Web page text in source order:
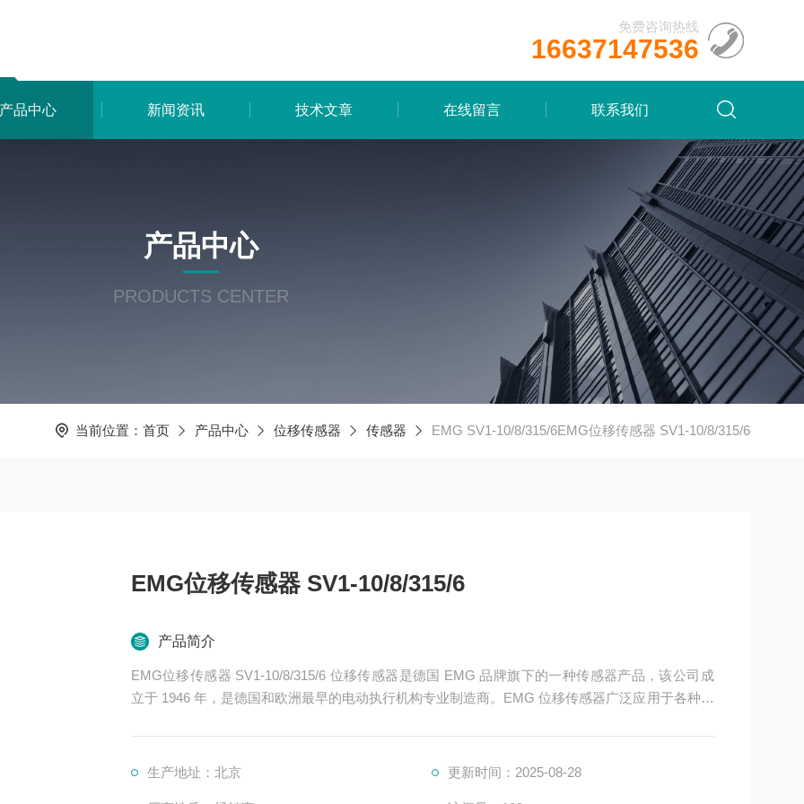
免费咨询热线
16637147536
产品中心 新闻资讯 技术文章 在线留言 联系我们
产品中心
PRODUCTS CENTER
当前位置： 首页 产品中心 位移传感器 传感器 EMG SV1-10/8/315/6EMG位移传感器 SV1-10/8/315/6
EMG位移传感器 SV1-10/8/315/6
产品简介
EMG位移传感器 SV1-10/8/315/6 位移传感器是德国 EMG 品牌旗下的一种传感器产品，该公司成
立于 1946 年，是德国和欧洲最早的电动执行机构专业制造商。EMG 位移传感器广泛应用于各种测
生产地址：北京 更新时间：2025-08-28